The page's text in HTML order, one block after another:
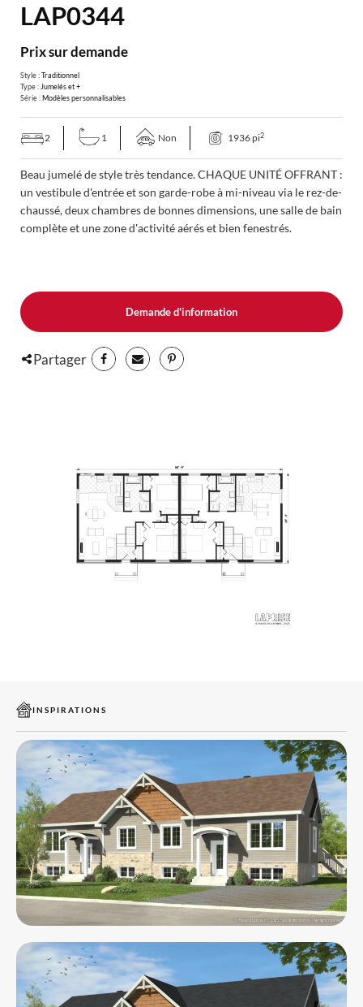
LAP0344
Prix sur demande
Style :Traditionnel
Type : Jumelés et +
Série :Modèles personnalisables
2 1 Non 1936 pi2
Beau jumelé de style très tendance. CHAQUE UNITÉ OFFRANT :
un vestibule d'entrée et son garde-robe à mi-niveau via le rez-de-
chaussé, deux chambres de bonnes dimensions, une salle de bain
complète et une zone d'activité aérés et bien fenestrés.
Demande d'information
Partager
INSPIRATIONS